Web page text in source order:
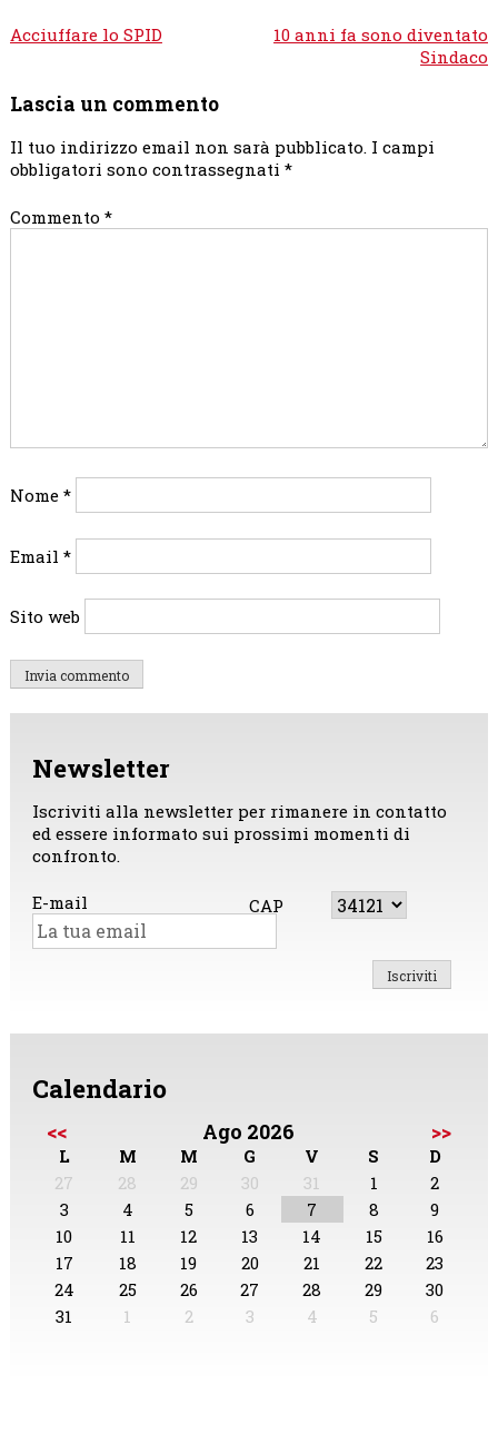
Navigazione
Acciuffare lo SPID
10 anni fa sono diventato
Sindaco
Lascia un commento
Il tuo indirizzo email non sarà pubblicato. I campi
obbligatori sono contrassegnati *
Commento *
Nome *
Email *
Sito web
Newsletter
Iscriviti alla newsletter per rimanere in contatto
ed essere informato sui prossimi momenti di
confronto.
E-mail CAP
Calendario
<< Ago 2026 >>
L M M G V S
D
27
28 29 30 31 1
2
3
4 5 6 7 8
9
10
11 12 13 14 15
16
17
18 19 20 21 22
23
24
25 26 27 28 29
30
31
1 2 3 4 5 6